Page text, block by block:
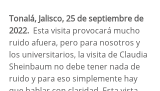
Tonalá, Jalisco, 25 de septiembre de
2022. Esta visita provocará mucho
ruido afuera, pero para nosotros y
los universitarios, la visita de Claudia
Sheinbaum no debe tener nada de
ruido y para eso simplemente hay